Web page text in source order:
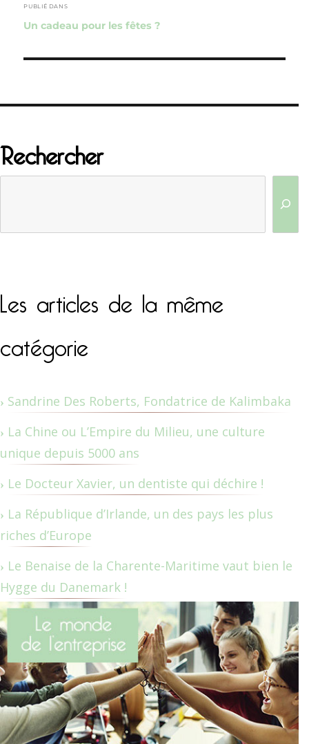
de
l’article
PUBLIÉ DANS
Un cadeau pour les fêtes ?
Rechercher
Les articles de la même
catégorie
Sandrine Des Roberts, Fondatrice de Kalimbaka
La Chine ou L’Empire du Milieu, une culture
unique depuis 5000 ans
Le Docteur Xavier, un dentiste qui déchire !
La République d’Irlande, un des pays les plus
riches d’Europe
Le Benaise de la Charente-Maritime vaut bien le
Hygge du Danemark !